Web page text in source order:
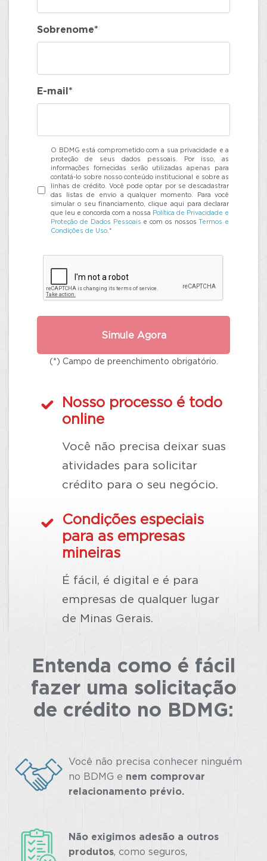
Sobrenome*
E-mail*
O BDMG está comprometido com a sua privacidade e a
proteção de seus dados pessoais. Por isso, as
informações fornecidas serão utilizadas apenas para
contatá-lo sobre nosso conteúdo institucional e sobre as
linhas de crédito. Você pode optar por se descadastrar
das listas de envio a qualquer momento. Para você
simular o seu financiamento, clique aqui para declarar
que leu e concorda com a nossa Política de Privacidade e
Proteção de Dados Pessoais e com os nossos
Termos e
Condições de Uso.*
Simule Agora
(*) Campo de preenchimento obrigatório.
Nosso processo é todo
online
Você não precisa deixar suas
atividades para solicitar
crédito para o seu negócio.
Condições especiais
para as empresas
mineiras
É fácil, é digital e é para
empresas de qualquer lugar
de Minas Gerais.
Entenda como é fácil
fazer uma solicitação
de crédito no BDMG:
Você não precisa conhecer ninguém
no BDMG e nem comprovar
relacionamento prévio.
Não exigimos adesão a outros
produtos, como seguros,